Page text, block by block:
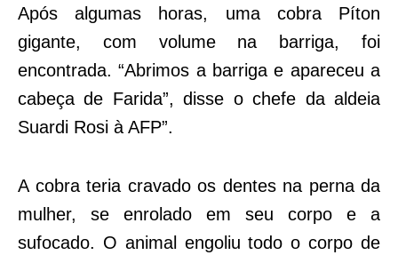
Após algumas horas, uma cobra Píton
gigante, com volume na barriga, foi
encontrada. “Abrimos a barriga e apareceu a
cabeça de Farida”, disse o chefe da aldeia
Suardi Rosi à AFP”.
A cobra teria cravado os dentes na perna da
mulher, se enrolado em seu corpo e a
sufocado. O animal engoliu todo o corpo de